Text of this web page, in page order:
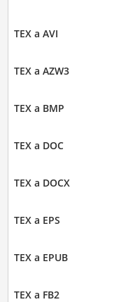
TEX a AVI
TEX a AZW3
TEX a BMP
TEX a DOC
TEX a DOCX
TEX a EPS
TEX a EPUB
TEX a FB2